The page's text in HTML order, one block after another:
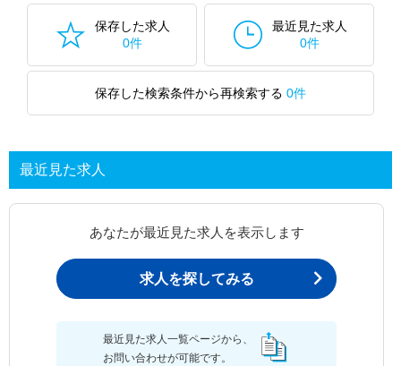
保存した求人
0件
最近見た求人
0件
保存した検索条件から再検索する 0件
最近見た求人
あなたが最近見た求人を表示します
求人を探してみる
最近見た求人一覧ページから、
お問い合わせが可能です。